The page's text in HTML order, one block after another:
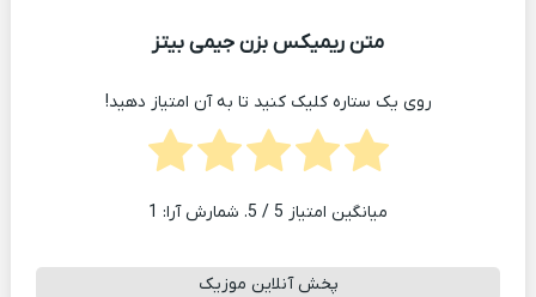
متن ریمیکس بزن جیمی بیتز
روی یک ستاره کلیک کنید تا به آن امتیاز دهید!
میانگین امتیاز 5 / 5. شمارش آرا: 1
پخش آنلاین موزیک